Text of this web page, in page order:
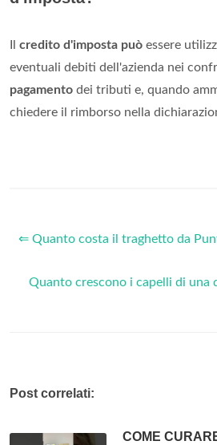
credito d'imposta può essere
eventuali debiti dell'azienda nei
pagamento dei tributi e, quando
chiedere il rimborso nella
⇐ Quanto costa il traghetto da
Quanto crescono i capelli di una
Post correlati:
COME